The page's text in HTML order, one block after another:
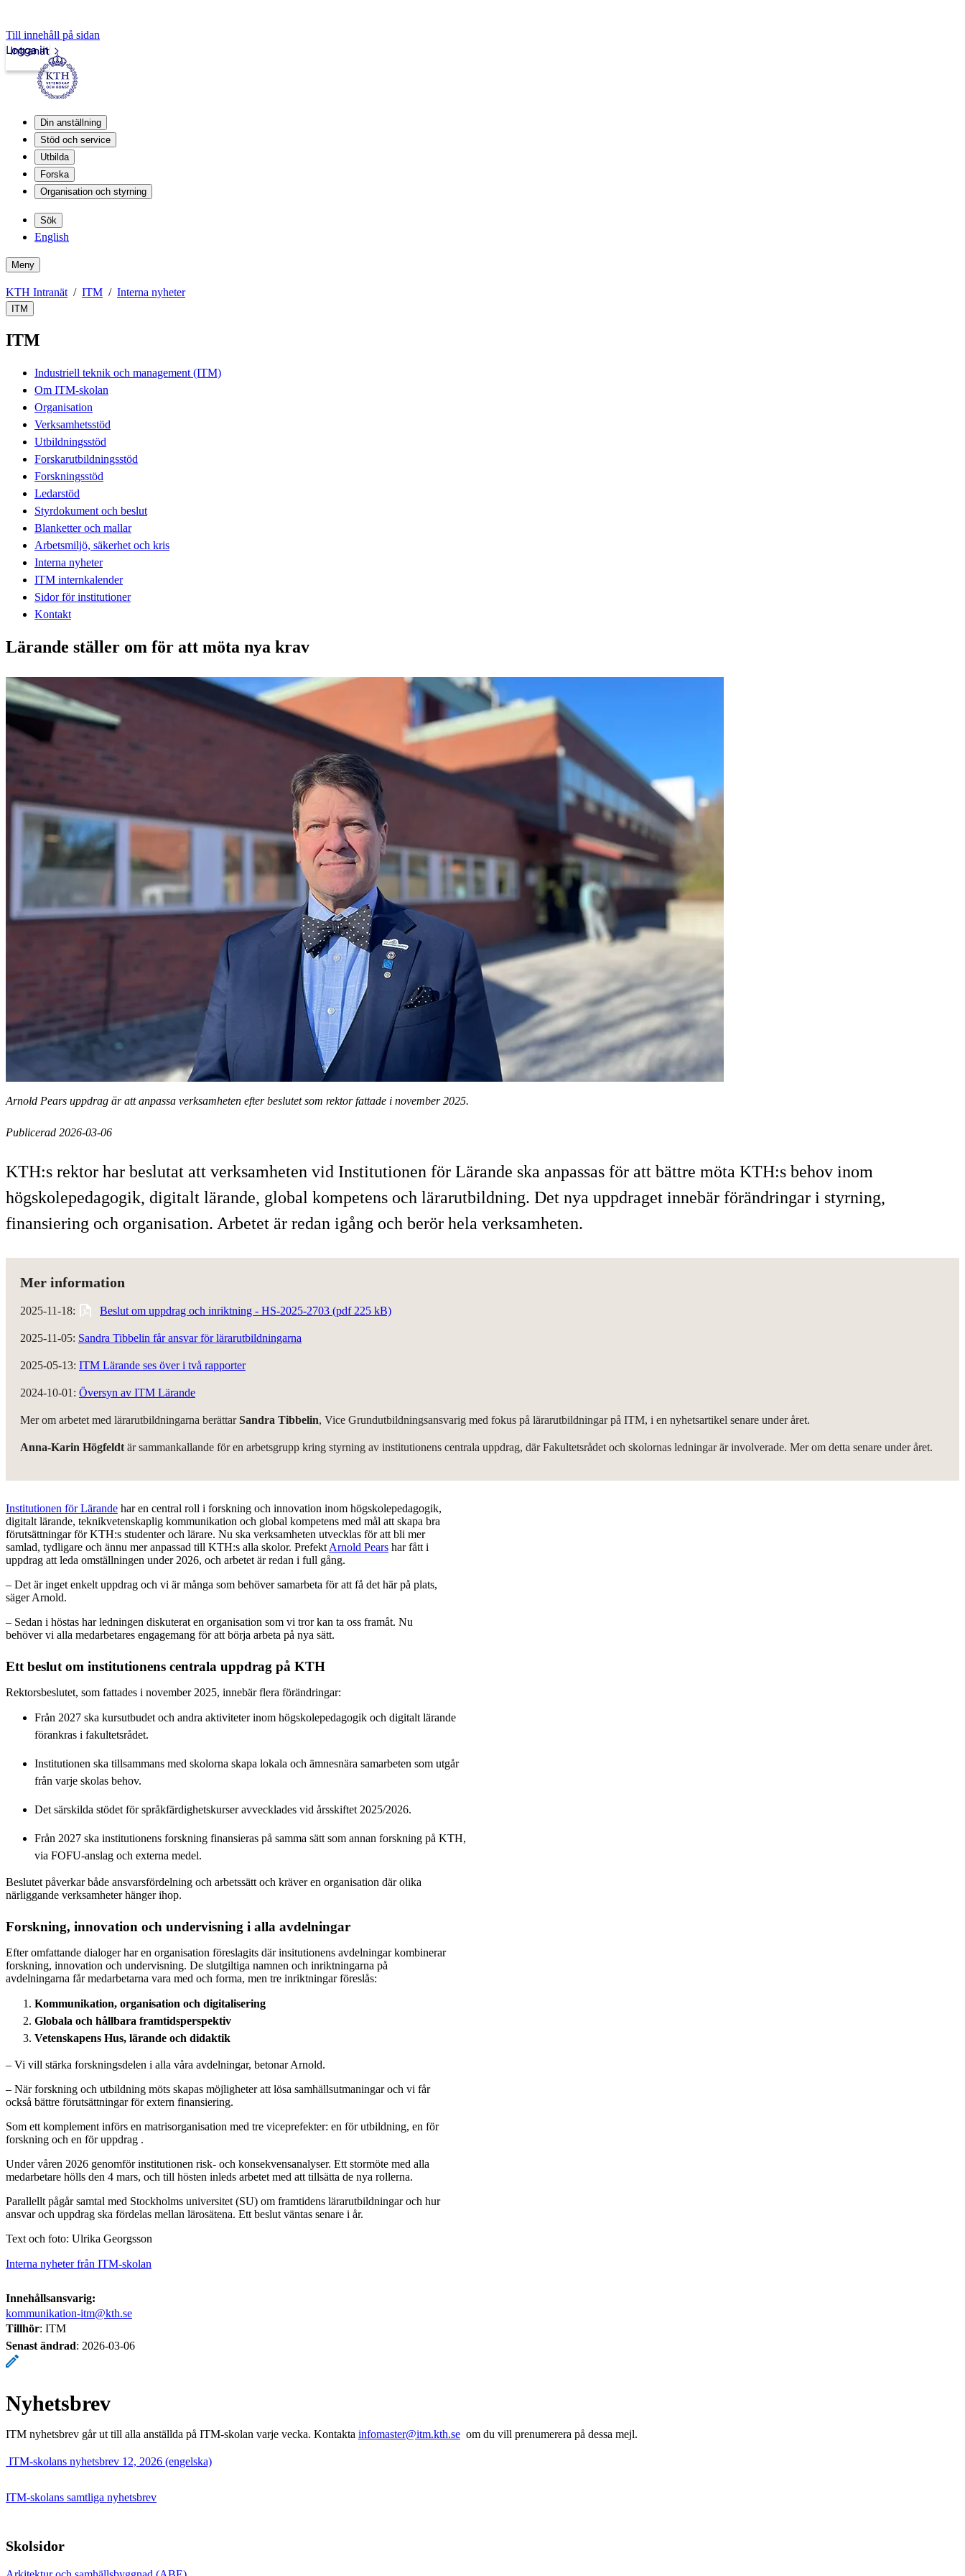
Till innehåll på sidan
Intranät
Logga in
Din anställning
Stöd och service
Utbilda
Forska
Organisation och styrning
Sök
English
Meny
KTH Intranät ITM Interna nyheter
ITM
ITM
Industriell teknik och management (ITM)
Om ITM-skolan
Organisation
Verksamhetsstöd
Utbildningsstöd
Forskarutbildningsstöd
Forskningsstöd
Ledarstöd
Styrdokument och beslut
Blanketter och mallar
Arbetsmiljö, säkerhet och kris
Interna nyheter
ITM internkalender
Sidor för institutioner
Kontakt
Lärande ställer om för att möta nya krav
Arnold Pears uppdrag är att anpassa verksamheten efter beslutet som rektor fattade i november 2025.
Publicerad 2026-03-06
KTH:s rektor har beslutat att verksamheten vid Institutionen för Lärande ska anpassas för att bättre möta KTH:s behov inom
högskolepedagogik, digitalt lärande, global kompetens och lärarutbildning. Det nya uppdraget innebär förändringar i styrning,
finansiering och organisation. Arbetet är redan igång och berör hela verksamheten.
Mer information
2025-11-18: Beslut om uppdrag och inriktning - HS-2025-2703 (pdf 225 kB)
2025-11-05: Sandra Tibbelin får ansvar för lärarutbildningarna
2025-05-13: ITM Lärande ses över i två rapporter
2024-10-01: Översyn av ITM Lärande
Mer om arbetet med lärarutbildningarna berättarSandra Tibbelin, Vice Grundutbildningsansvarig med fokus på lärarutbildningar på ITM, i en nyhetsartikel senare under året.
Anna-Karin Högfeldt är sammankallande för en arbetsgrupp kring styrning av institutionens centrala uppdrag, där Fakultetsrådet och skolornas ledningar är involverade. Mer om detta senare under året.
Institutionen för Lärande har en central roll i forskning och innovation inom högskolepedagogik,
digitalt lärande, teknikvetenskaplig kommunikation och global kompetens med mål att skapa bra
förutsättningar för KTH:s studenter och lärare. Nu ska verksamheten utvecklas för att bli mer
samlad, tydligare och ännu mer anpassad till KTH:s alla skolor. Prefekt Arnold Pears har fått i
uppdrag att leda omställningen under 2026, och arbetet är redan i full gång.
– Det är inget enkelt uppdrag och vi är många som behöver samarbeta för att få det här på plats,
säger Arnold.
– Sedan i höstas har ledningen diskuterat en organisation som vi tror kan ta oss framåt. Nu
behöver vi alla medarbetares engagemang för att börja arbeta på nya sätt.
Ett beslut om institutionens centrala uppdrag på KTH
Rektorsbeslutet, som fattades i november 2025, innebär flera förändringar:
Från 2027 ska kursutbudet och andra aktiviteter inom högskolepedagogik och digitalt lärande
förankras i fakultetsrådet.
Institutionen ska tillsammans med skolorna skapa lokala och ämnesnära samarbeten som utgår
från varje skolas behov.
Det särskilda stödet för språkfärdighetskurser avvecklades vid årsskiftet 2025/2026.
Från 2027 ska institutionens forskning finansieras på samma sätt som annan forskning på KTH,
via FOFU-anslag och externa medel.
Beslutet påverkar både ansvarsfördelning och arbetssätt och kräver en organisation där olika
närliggande verksamheter hänger ihop.
Forskning, innovation och undervisning i alla avdelningar
Efter omfattande dialoger har en organisation föreslagits där insitutionens avdelningar kombinerar
forskning, innovation och undervisning. De slutgiltiga namnen och inriktningarna på
avdelningarna får medarbetarna vara med och forma, men tre inriktningar föreslås:
Kommunikation, organisation och digitalisering
Globala och hållbara framtidsperspektiv
Vetenskapens Hus, lärande och didaktik
– Vi vill stärka forskningsdelen i alla våra avdelningar, betonar Arnold.
– När forskning och utbildning möts skapas möjligheter att lösa samhällsutmaningar och vi får
också bättre förutsättningar för extern finansiering.
Som ett komplement införs en matrisorganisation med tre viceprefekter: en för utbildning, en för
forskning och en för uppdrag .
Under våren 2026 genomför institutionen risk- och konsekvensanalyser. Ett stormöte med alla
medarbetare hölls den 4 mars, och till hösten inleds arbetet med att tillsätta de nya rollerna.
Parallellt pågår samtal med Stockholms universitet (SU) om framtidens lärarutbildningar och hur
ansvar och uppdrag ska fördelas mellan lärosätena. Ett beslut väntas senare i år.
Text och foto: Ulrika Georgsson
Interna nyheter från ITM-skolan
Innehållsansvarig:
kommunikation-itm@kth.se
Tillhör: ITM
Senast ändrad: 2026-03-06
Nyhetsbrev
ITM nyhetsbrev går ut till alla anställda på ITM-skolan varje vecka. Kontakta infomaster@itm.kth.se om du vill prenumerera på dessa mejl.
​ ITM-skolans nyhetsbrev 12, 2026 (engelska)
ITM-skolans samtliga nyhetsbrev
Skolsidor